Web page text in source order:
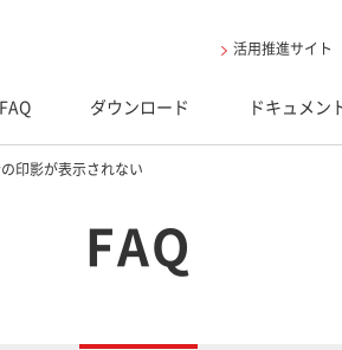
FAQ ダウンロード ドキュメン
活用推進サイト
印影が表示されない
FAQ